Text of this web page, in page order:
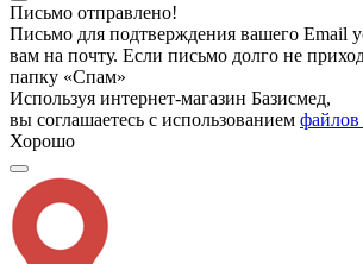
Письмо отправлено!
Письмо для подтверждения вашего Email
вам на почту. Если письмо долго не
папку «Спам»
Используя интернет-магазин Базисмед,
вы соглашаетесь с использованием файлов
Хорошо